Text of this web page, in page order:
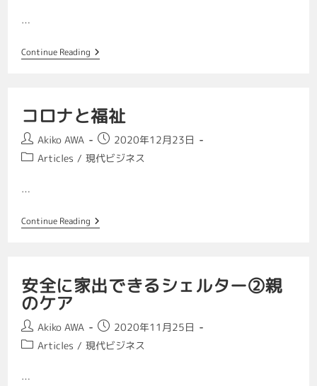
…
Continue Reading
コロナと福祉
Akiko AWA
2020年12月23日
Articles / 現代ビジネス
…
Continue Reading
安全に家出できるシェルター②親
のケア
Akiko AWA
2020年11月25日
Articles / 現代ビジネス
…